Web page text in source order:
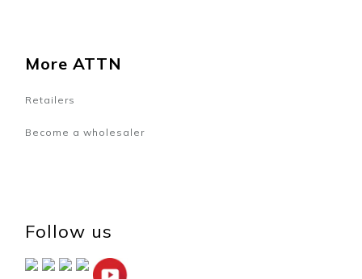
More ATTN
Retailers
Become a wholesaler
Follow us